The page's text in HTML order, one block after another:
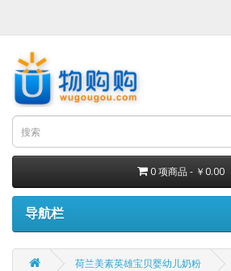
0 项商品 - ￥0.00
导航栏
荷兰美素英雄宝贝婴幼儿奶粉